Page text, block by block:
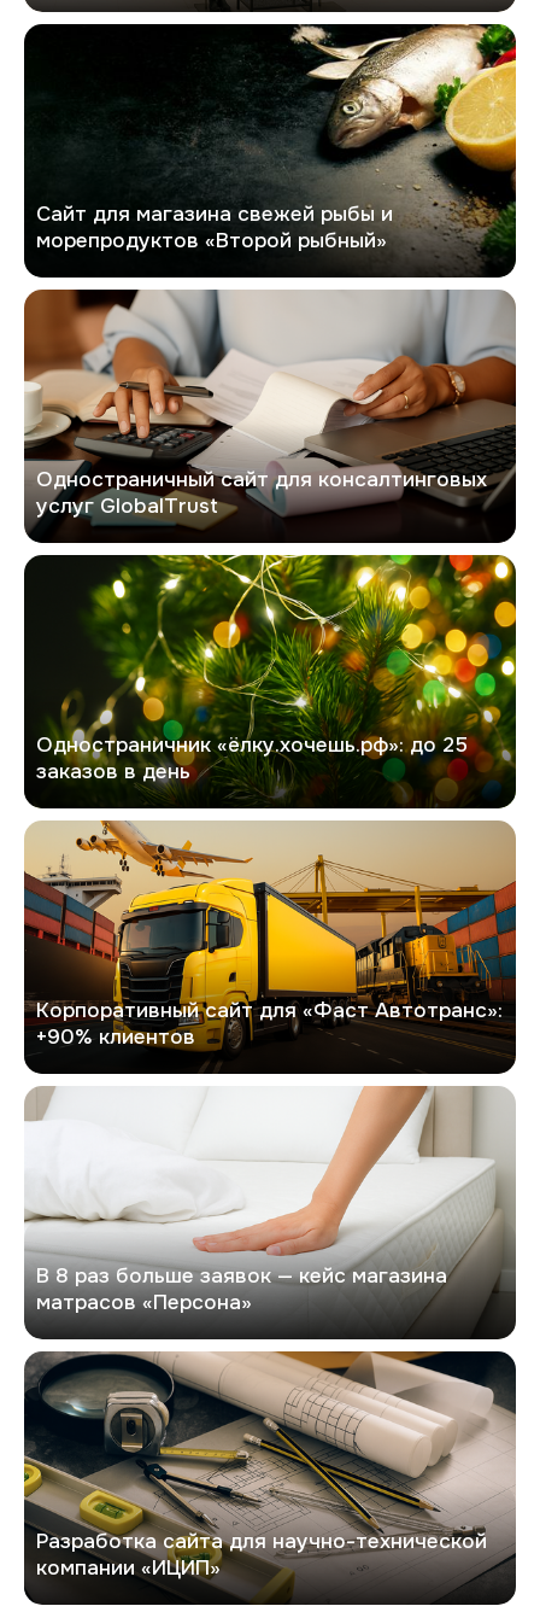
Второй рыбный
Сайт для магазина свежей рыбы и
морепродуктов «Второй рыбный»
GlobalTrust
Одностраничный сайт для консалтинговых
услуг GlobalTrust
Хочешь елку
Одностраничник «ёлку.хочешь.рф»: до 25
заказов в день
Фаст Автотранс
Корпоративный сайт для «Фаст Автотранс»:
+90% клиентов
Персона
В 8 раз больше заявок — кейс магазина
матрасов «Персона»
Кейс по разработке сайта
Разработка сайта для научно-технической
компании «ИЦИП»